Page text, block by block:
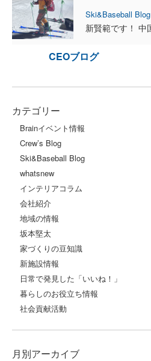
Ski&Baseball Blog
CEOブログ
カテゴリー
Brainイベント情報
Crew’s Blog
Ski&Baseball Blog
whatsnew
インテリアコラム
会社紹介
地域の情報
坂本堅太
家づくりの豆知識
新施設情報
日常で発見した「いいね！」
暮らしのお役立ち情報
社会貢献活動
月別アーカイブ